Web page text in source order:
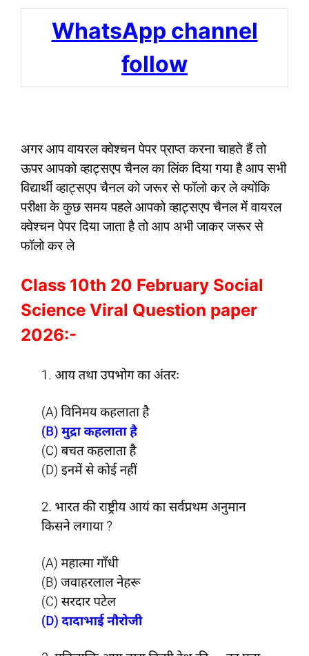
WhatsApp channel
follow
अगर आप वायरल क्वेश्चन पेपर प्राप्त करना चाहते हैं तो
ऊपर आपको व्हाट्सएप चैनल का लिंक दिया गया है आप सभी
विद्यार्थी व्हाट्सएप चैनल को जरूर से फॉलो कर ले क्योंकि
परीक्षा के कुछ समय पहले आपको व्हाट्सएप चैनल में वायरल
क्वेश्चन पेपर दिया जाता है तो आप अभी जाकर जरूर से
फॉलो कर ले
Class 10th 20 February Social
Science Viral Question paper
2026:-